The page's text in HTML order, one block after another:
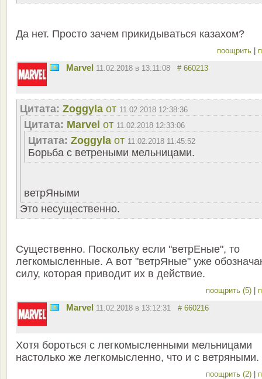
Да нет. Просто зачем прикидываться казахом?
поощрить
Marvel 11.02.2018 в 13:11:08 # 660213
Цитата: Zoggyla от 11.02.2018 12:38:36
Цитата: Marvel от 11.02.2018 12:33:06
Цитата: Zoggyla от 11.02.2018 11:45:52
Борьба с ветреными мельницами.
ветрЯными
Это несущественно.
Существенно. Поскольку если "ветрЕные", то
легкомысленные. А вот "ветрЯные" уже
силу, которая приводит их в действие.
поощрить (5)
Marvel 11.02.2018 в 13:12:31 # 660216
Хотя бороться с легкомысленными мельницами
настолько же легкомысленно, что и с ветряными.
поощрить (2)